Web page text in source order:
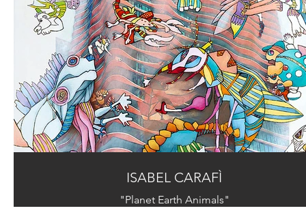
ISABEL CARAFÌ
"Planet Earth Animals"